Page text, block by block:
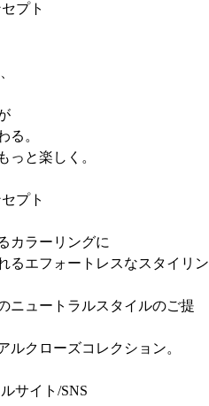
プト
る。
っと楽しく。
プト
カラーリングに
るエフォートレスなスタイリン
ニュートラルスタイルのご提
ルクローズコレクション。
サイト/SNS